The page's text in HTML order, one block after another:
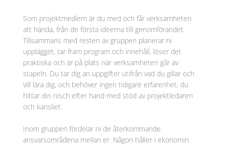
Som projektmedlem är du med och får verksamheten
att hända, från de första idéerna till genomförandet.
Tillsammans med resten av gruppen planerar ni
upplägget, tar fram program och innehåll, löser det
praktiska och är på plats när verksamheten går av
stapeln. Du tar dig an uppgifter utifrån vad du gillar och
vill lära dig, och behöver ingen tidigare erfarenhet, du
hittar din nisch efter hand med stöd av projektledaren
och kansliet.
Inom gruppen fördelar ni de återkommande
ansvarsområdena mellan er. Någon håller i ekonomin